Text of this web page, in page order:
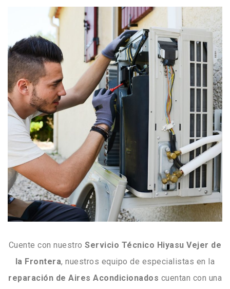
Cuente con nuestroServicio Técnico Hiyasu Vejer de
la Frontera, nuestros equipo de especialistas en la
reparación de Aires Acondicionados cuentan con una